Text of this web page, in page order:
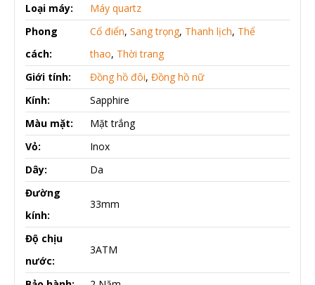
Loại máy:
Máy quartz
Phong
cách:
Cổ điển, Sang trọng, Thanh lịch, Thể
thao, Thời trang
Giới tính:
Đồng hồ đôi, Đồng hồ nữ
Kính:
Sapphire
Màu mặt:
Mặt trắng
Vỏ:
Inox
Dây:
Da
Đường
kính:
33mm
Độ chịu
nước:
3ATM